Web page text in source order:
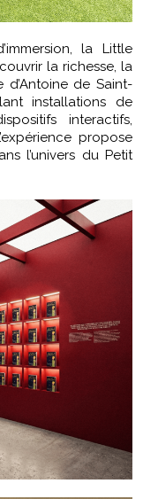
la Little
la richesse, la
d’Antoine de Saint-
installations de
interactifs,
propose
l’univers du Petit